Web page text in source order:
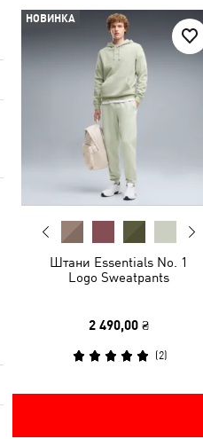
НОВИНКА
Штани Essentials No. 1
Logo Sweatpants
2 490,00 ₴
(2)